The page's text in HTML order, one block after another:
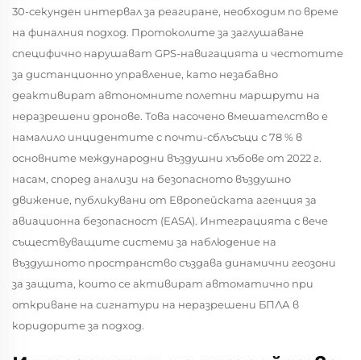
30-секунден интервал за реагиране, необходим по време
на финалния подход. Протоколите за заглушаване
специфично нарушават GPS-навигацията и честотите
за дистанционно управление, като незабавно
деактивират автономните полетни маршрути на
неразрешени дронове. Това насочено вмешателство е
намалило инцидентите с почти-сблъсъци с 78 % в
основните международни въздушни хъбове от 2022 г.
насам, според анализи на безопасното въздушно
движение, публикувани от Европейската агенция за
авиационна безопасност (EASA). Интеграцията с вече
съществуващите системи за наблюдение на
въздушното пространство създава динамични геозони
за защита, които се активират автоматично при
откриване на сигнатури на неразрешени БПЛА в
коридорите за подход.